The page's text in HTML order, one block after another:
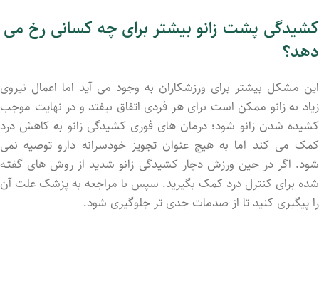
کشیدگی پشت زانو بیشتر برای چه کسانی رخ می
دهد؟
این مشکل بیشتر برای ورزشکاران به وجود می آید اما اعمال نیروی
زیاد به زانو ممکن است برای هر فردی اتفاق بیفتد و در نهایت موجب
کشید‌ه شد‌ن زانو شود؛ درمان های فوری کشیدگی زانو به کاهش درد
کمک می کند اما به هیچ عنوان تجویز خودسرانه دارو توصیه نمی
شود. اگر در حین ورزش دچار کشیدگی زانو شدید از روش های گفتـه
شد‌‌ه برای کنترل درد کمک بگیرید. سپس با مراجعه به پزشک علت آن
را پیگیری کنید تا از صدمات جدی تر جلوگیری شود.